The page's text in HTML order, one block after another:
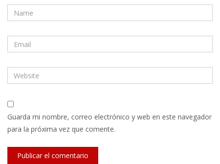
Guarda mi nombre, correo electrónico y web en este navegador
para la próxima vez que comente.